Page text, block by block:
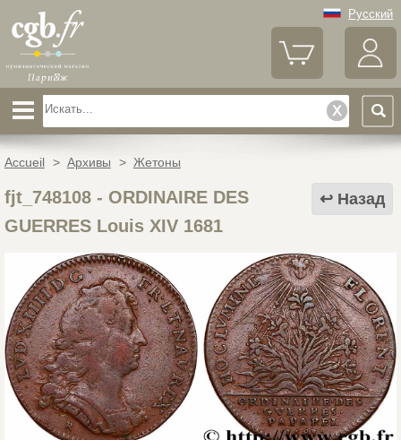
Русский
Accueil > Архивы > Жетоны
Назад
fjt_748108- ORDINAIRE DES
GUERRES Louis XIV 1681